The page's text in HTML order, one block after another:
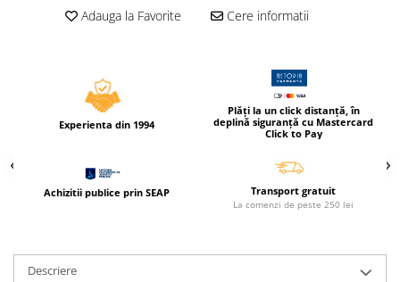
Caiete speciale
Ierbare scolare
Etichete scolare
Accesorii pictura
Creioane
Adauga la Favorite Cere informatii
Experienta din 1994
Plăți la un click distanță, în
deplină siguranță cu Mastercard
Click to Pay
Achizitii publice prin SEAP Transport gratuit
La comenzi de peste 250 lei
Descriere